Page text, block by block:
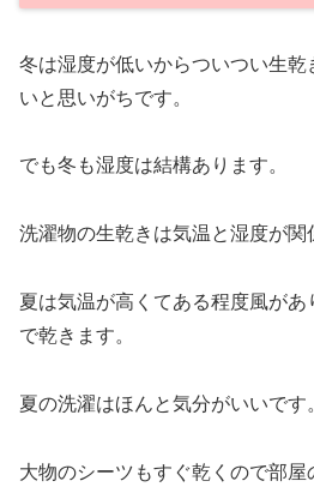
冬は湿度が低いからついつい生
いと思いがちです。
でも冬も湿度は結構あります。
洗濯物の生乾きは気温と湿度が関
夏は気温が高くてある程度風があ
で乾きます。
夏の洗濯はほんと気分がいいです
大物のシーツもすぐ乾くので部